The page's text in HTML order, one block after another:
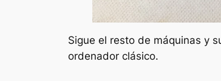
Sigue el resto de máquinas y
ordenador clásico.